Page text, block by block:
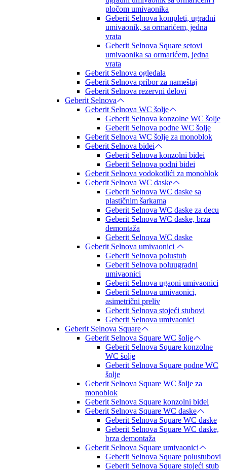
pločom umivaonika
Geberit Selnova kompleti, ugradni
umivaonik, sa ormarićem, jedna
vrata
Geberit Selnova Square setovi
umivaonika sa ormarićem, jedna
vrata
Geberit Selnova ogledala
Geberit Selnova pribor za nameštaj
Geberit Selnova rezervni delovi
Geberit Selnova
Geberit Selnova WC šolje
Geberit Selnova konzolne WC šolje
Geberit Selnova podne WC šolje
Geberit Selnova WC šolje za monoblok
Geberit Selnova bidei
Geberit Selnova konzolni bidei
Geberit Selnova podni bidei
Geberit Selnova vodokotlići za monoblok
Geberit Selnova WC daske
Geberit Selnova WC daske sa
plastičnim šarkama
Geberit Selnova WC daske za decu
Geberit Selnova WC daske, brza
demontaža
Geberit Selnova WC daske
Geberit Selnova umivaonici
Geberit Selnova polustub
Geberit Selnova poluugradni
umivaonici
Geberit Selnova ugaoni umivaonici
Geberit Selnova umivaonici,
asimetrični preliv
Geberit Selnova stojeći stubovi
Geberit Selnova umivaonici
Geberit Selnova Square
Geberit Selnova Square WC šolje
Geberit Selnova Square konzolne
WC šolje
Geberit Selnova Square podne WC
šolje
Geberit Selnova Square WC šolje za
monoblok
Geberit Selnova Square konzolni bidei
Geberit Selnova Square WC daske
Geberit Selnova Square WC daske
Geberit Selnova Square WC daske,
brza demontaža
Geberit Selnova Square umivaonici
Geberit Selnova Square polustubovi
Geberit Selnova Square stojeći stub